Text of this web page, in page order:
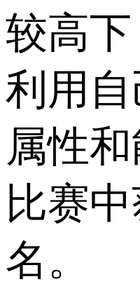
较高
利用
属性
比赛
名。